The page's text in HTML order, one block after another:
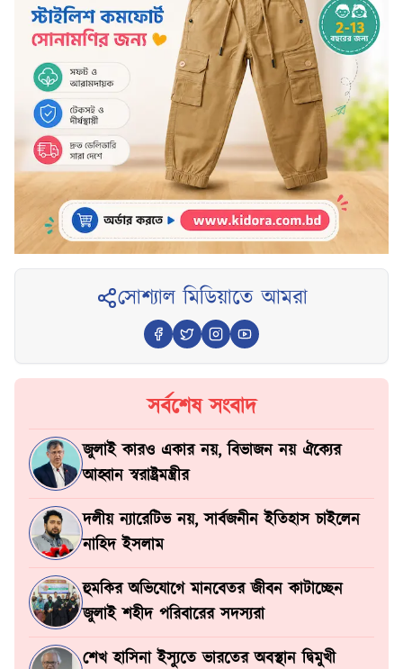
সোশ্যাল মিডিয়াতে আমরা
সর্বশেষ সংবাদ
জুলাই কারও একার নয়, বিভাজন নয় ঐক্যের
আহ্বান স্বরাষ্ট্রমন্ত্রীর
দলীয় ন্যারেটিভ নয়, সার্বজনীন ইতিহাস চাইলেন
নাহিদ ইসলাম
হুমকির অভিযোগে মানবেতর জীবন কাটাচ্ছেন
জুলাই শহীদ পরিবারের সদস্যরা
শেখ হাসিনা ইস্যুতে ভারতের অবস্থান দ্বিমুখী